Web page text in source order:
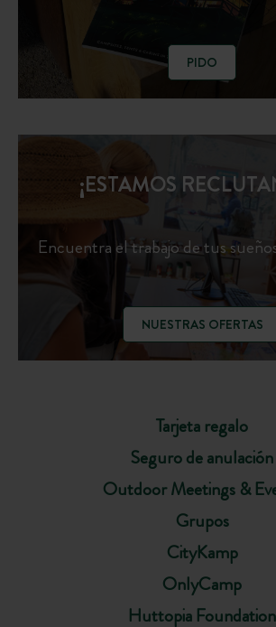
PIDO
Tarjeta regalo
Seguro de anulación
Outdoor Meetings &
Grupos
CityKamp
OnlyCamp
Huttopia Foundation
¡ESTAMOS
Encuentra el trabajo de tus
NUESTRAS OFERTAS